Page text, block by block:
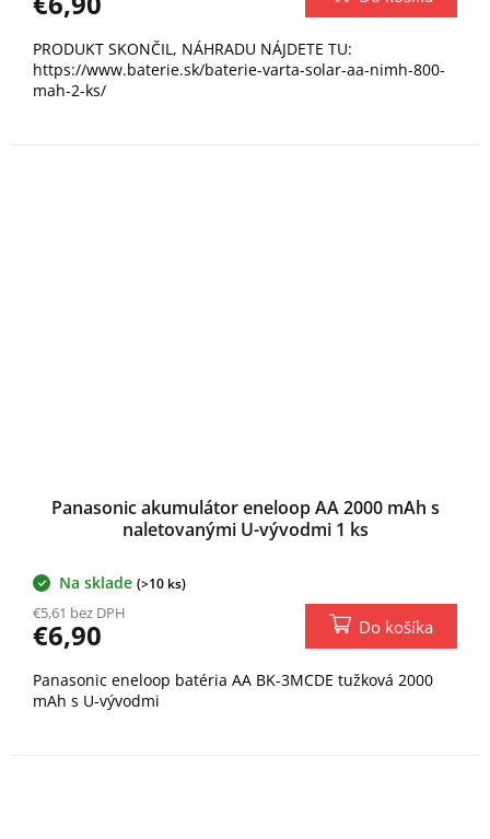
PRODUKT SKONČIL, NÁHRADU NÁJDETE TU:
https://www.baterie.sk/baterie-varta-solar-aa-nimh-800-
mah-2-ks/
Panasonic akumulátor eneloop AA 2000 mAh s
naletovanými U-vývodmi 1 ks
Na sklade (>10 ks)
€5,61 bez DPH
€6,90 Do košíka
Panasonic eneloop batéria AA BK-3MCDE tužková 2000
mAh s U-vývodmi